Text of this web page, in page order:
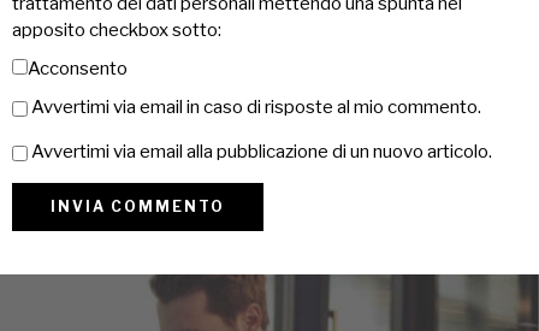
apposito checkbox sotto:
Acconsento
Avvertimi via email in caso di risposte al mio commento.
Avvertimi via email alla pubblicazione di un nuovo articolo.